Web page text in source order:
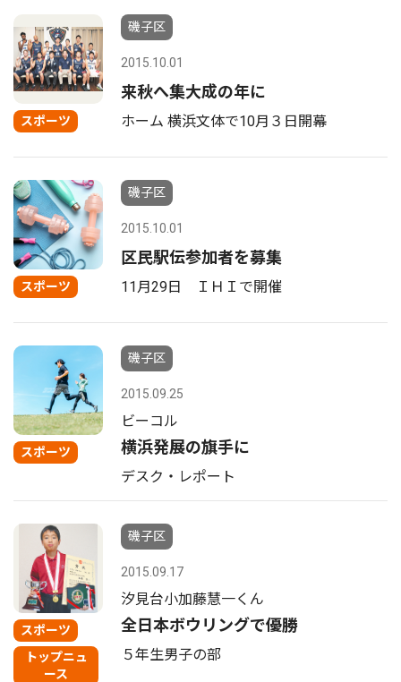
スポーツ
磯子区
2015.10.01
来秋へ集大成の年に
ホーム 横浜文体で10月３日開幕
スポーツ
磯子区
2015.10.01
区民駅伝参加者を募集
11月29日 ＩＨＩで開催
スポーツ
磯子区
2015.09.25
ビーコル
横浜発展の旗手に
デスク・レポート
スポーツ
トップニュ
ース
磯子区
2015.09.17
汐見台小加藤慧一くん
全日本ボウリングで優勝
５年生男子の部